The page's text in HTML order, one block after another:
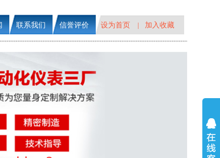
联系我们 信誉评价 设为首页 | 加入收藏